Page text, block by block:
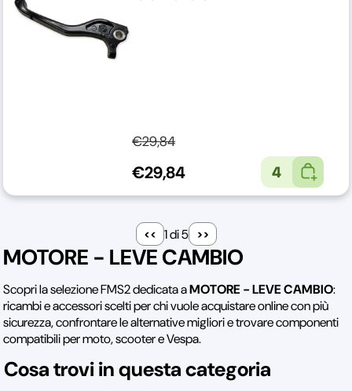
€29,84
€29,84 4
1 di 5
MOTORE - LEVE CAMBIO
Scopri la selezione FMS2 dedicata aMOTORE - LEVE CAMBIO:
ricambi e accessori scelti per chi vuole acquistare online con più
sicurezza, confrontare le alternative migliori e trovare componenti
compatibili per moto, scooter e Vespa.
Cosa trovi in questa categoria